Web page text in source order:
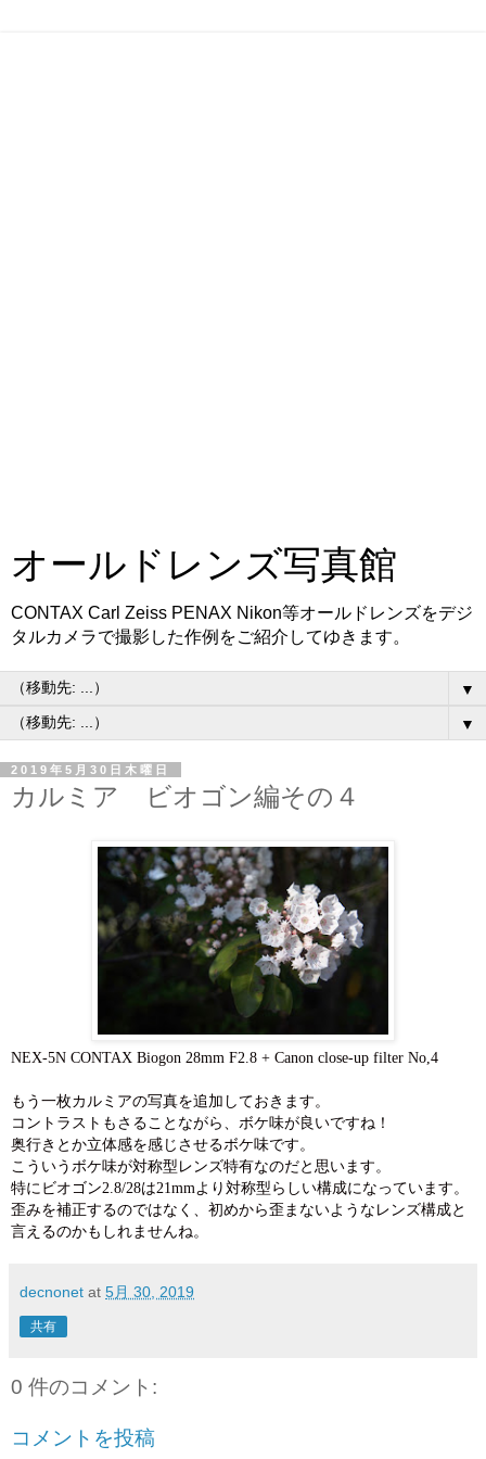
オールドレンズ写真館
CONTAX Carl Zeiss PENAX Nikon等オールドレンズをデジ
タルカメラで撮影した作例をご紹介してゆきます。
▼
▼
2019年5月30日木曜日
カルミア ビオゴン編その４
NEX-5N CONTAX Biogon 28mm F2.8 + Canon close-up filter No,4
もう一枚カルミアの写真を追加しておきます。
コントラストもさることながら、ボケ味が良いですね！
奥行きとか立体感を感じさせるボケ味です。
こういうボケ味が対称型レンズ特有なのだと思います。
特にビオゴン2.8/28は21mmより対称型らしい構成になっています。
歪みを補正するのではなく、初めから歪まないようなレンズ構成と
言えるのかもしれませんね。
decnonet at 5月 30, 2019
共有
0 件のコメント:
コメントを投稿